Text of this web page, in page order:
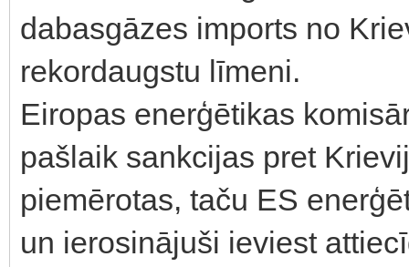
dabasgāzes imports no
rekordaugstu līmeni.
Eiropas enerģētikas
pašlaik sankcijas pret
piemērotas, taču ES
un ierosinājuši ieviest